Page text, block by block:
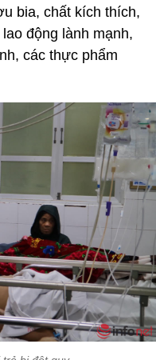
bia, chất kích thích,
động lành mạnh,
các thực phẩm